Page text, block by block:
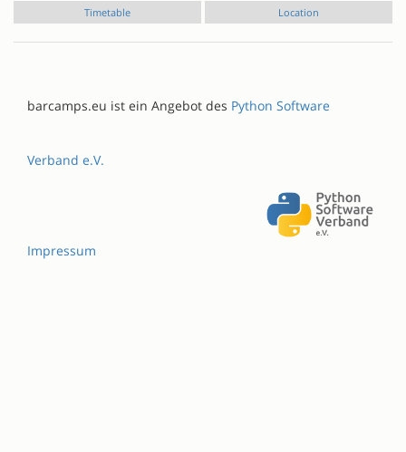
Timetable Location
barcamps.eu ist ein Angebot des Python Software
Verband e.V.
Impressum